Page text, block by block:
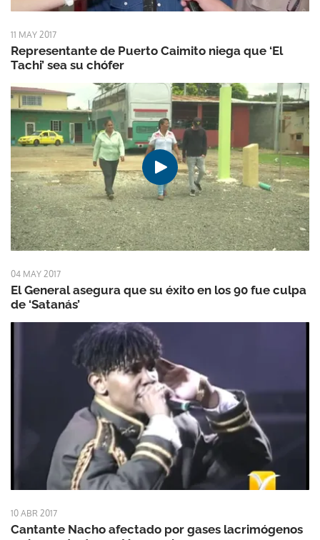
11 MAY 2017
Representante de Puerto Caimito niega que ‘El
Tachi’ sea su chófer
04 MAY 2017
El General asegura que su éxito en los 90 fue culpa
de ‘Satanás’
10 ABR 2017
Cantante Nacho afectado por gases lacrimógenos